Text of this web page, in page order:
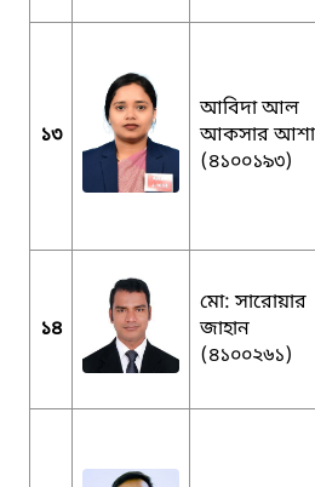
১৩
আবিদা আল
আকসার আশা
(৪১০০১৯৩)
১৪
মো: সারোয়ার
জাহান
(৪১০০২৬১)